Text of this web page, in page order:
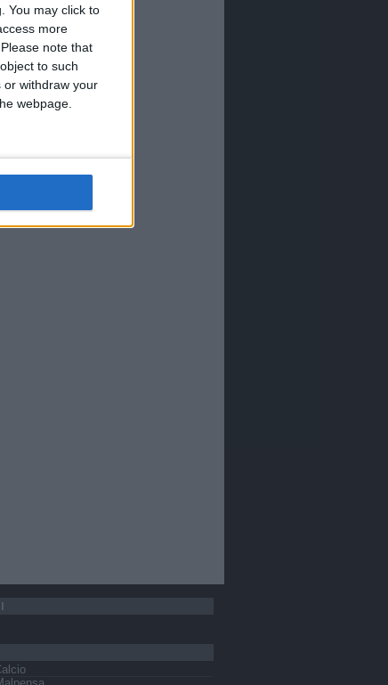
You may click to
more
Please note that
to such
or withdraw your
webpage.